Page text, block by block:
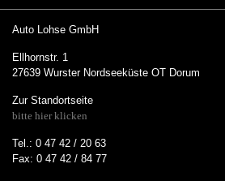
Auto Lohse GmbH
Ellhornstr. 1
27639 Wurster Nordseeküste OT Dorum
Zur Standortseite
bitte hier klicken
Tel.: 0 47 42 / 20 63
Fax: 0 47 42 / 84 77